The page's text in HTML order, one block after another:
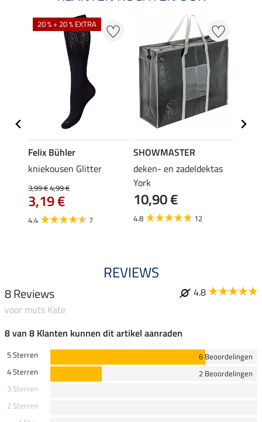
20 % + 20 % EXTRA
Felix Bühler
kniekousen Glitter
3,99 €4,99 €
3,19 €
4.4 7
SHOWMASTER
deken- en zadeldektas
York
10,90 €
4.8 12
REVIEWS
8 Reviews
4.8
voor muts Kate
8 van 8 Klanten kunnen dit artikel aanraden
5 Sterren
6 Beoordelingen
4 Sterren
2 Beoordelingen
3 Sterren
2 Sterren